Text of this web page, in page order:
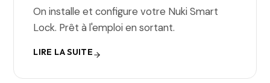
On installe et configure votre Nuki Smart
Lock. Prêt à l'emploi en sortant.
LIRE LA SUITE